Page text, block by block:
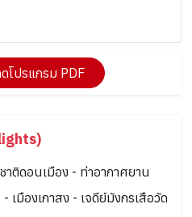
โปรแกรม PDF
ติดอนเมือง - ท่าอากาศยาน
เมืองเกาสง - เจดีย์มังกรเสือวัด